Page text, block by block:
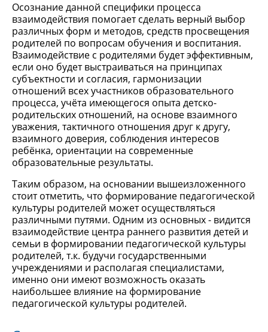
Осознание данной специфики процесса
взаимодействия помогает сделать верный выбор
различных форм и методов, средств просвещения
родителей по вопросам обучения и воспитания.
Взаимодействие с родителями будет эффективным,
если оно будет выстраиваться на принципах
субъектности и согласия, гармонизации
отношений всех участников образовательного
процесса, учёта имеющегося опыта детско-
родительских отношений, на основе взаимного
уважения, тактичного отношения друг к другу,
взаимного доверия, соблюдения интересов
ребёнка, ориентации на современные
образовательные результаты.
Таким образом, на основании вышеизложенного
стоит отметить, что формирование педагогической
культуры родителей может осуществляться
различными путями. Одним из основных - видится
взаимодействие центра раннего развития детей и
семьи в формировании педагогической культуры
родителей, т.к. будучи государственными
учреждениями и располагая специалистами,
именно они имеют возможность оказать
наибольшее влияние на формирование
педагогической культуры родителей.